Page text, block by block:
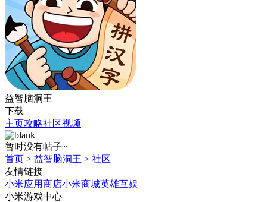
益智脑洞王
下载
主页攻略社区视频
暂时没有帖子~
首页 > 益智脑洞王 > 社区
友情链接
小米应用商店小米商城英雄互娱
小米游戏中心